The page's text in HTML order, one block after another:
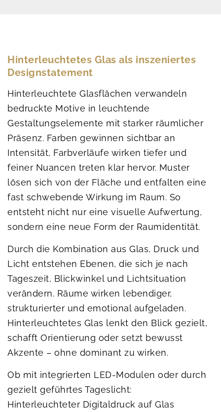
Hinterleuchtetes Glas als inszeniertes
Designstatement
Hinterleuchtete Glasflächen verwandeln
bedruckte Motive in leuchtende
Gestaltungselemente mit starker räumlicher
Präsenz. Farben gewinnen sichtbar an
Intensität, Farbverläufe wirken tiefer und
feiner Nuancen treten klar hervor. Muster
lösen sich von der Fläche und entfalten eine
fast schwebende Wirkung im Raum. So
entsteht nicht nur eine visuelle Aufwertung,
sondern eine neue Form der Raumidentität.
Durch die Kombination aus Glas, Druck und
Licht entstehen Ebenen, die sich je nach
Tageszeit, Blickwinkel und Lichtsituation
verändern. Räume wirken lebendiger,
strukturierter und emotional aufgeladen.
Hinterleuchtetes Glas lenkt den Blick gezielt,
schafft Orientierung oder setzt bewusst
Akzente – ohne dominant zu wirken.
Ob mit integrierten LED-Modulen oder durch
gezielt geführtes Tageslicht:
Hinterleuchteter Digitaldruck auf Glas